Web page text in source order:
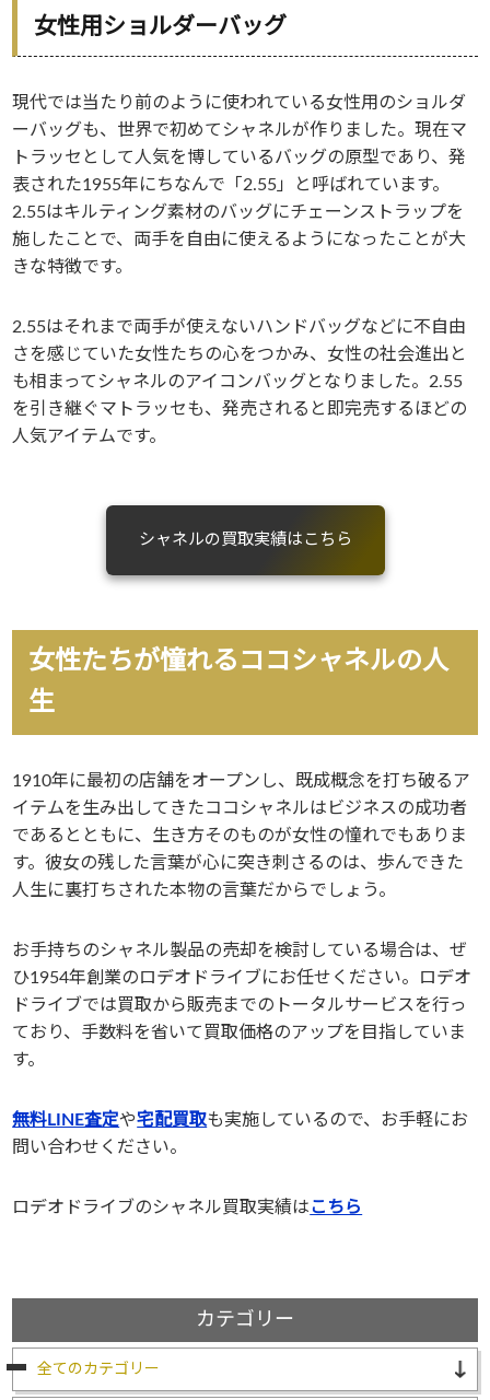
女性用ショルダーバッグ
現代では当たり前のように使われている女性用のショルダ
ーバッグも、世界で初めてシャネルが作りました。現在マ
トラッセとして人気を博しているバッグの原型であり、発
表された1955年にちなんで「2.55」と呼ばれています。
2.55はキルティング素材のバッグにチェーンストラップを
施したことで、両手を自由に使えるようになったことが大
きな特徴です。
2.55はそれまで両手が使えないハンドバッグなどに不自由
さを感じていた女性たちの心をつかみ、女性の社会進出と
も相まってシャネルのアイコンバッグとなりました。2.55
を引き継ぐマトラッセも、発売されると即完売するほどの
人気アイテムです。
シャネルの買取実績はこちら
女性たちが憧れるココシャネルの人
生
1910年に最初の店舗をオープンし、既成概念を打ち破るア
イテムを生み出してきたココシャネルはビジネスの成功者
であるとともに、生き方そのものが女性の憧れでもありま
す。彼女の残した言葉が心に突き刺さるのは、歩んできた
人生に裏打ちされた本物の言葉だからでしょう。
お手持ちのシャネル製品の売却を検討している場合は、ぜ
ひ1954年創業のロデオドライブにお任せください。ロデオ
ドライブでは買取から販売までのトータルサービスを行っ
ており、手数料を省いて買取価格のアップを目指していま
す。
無料LINE査定や宅配買取も実施しているので、お手軽にお
問い合わせください。
ロデオドライブのシャネル買取実績はこちら
カテゴリー
全てのカテゴリー